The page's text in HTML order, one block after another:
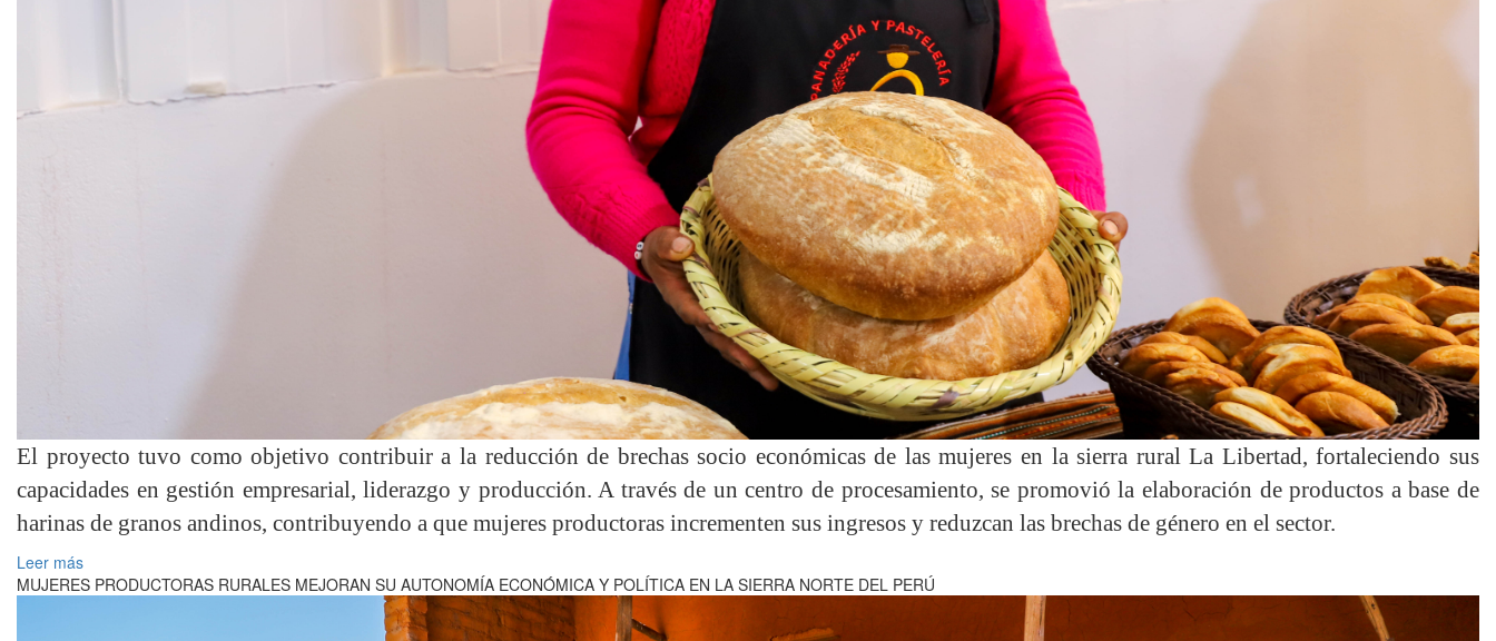
El proyecto tuvo como objetivo contribuir a la reducción de brechas socio económicas de las mujeres en la sierra rural La Libertad, fortaleciendo sus
capacidades en gestión empresarial, liderazgo y producción. A través de un centro de procesamiento, se promovió la elaboración de productos a base de
harinas de granos andinos, contribuyendo a que mujeres productoras incrementen sus ingresos y reduzcan las brechas de género en el sector.
Leer más
MUJERES PRODUCTORAS RURALES MEJORAN SU AUTONOMÍA ECONÓMICA Y POLÍTICA EN LA SIERRA NORTE DEL PERÚ